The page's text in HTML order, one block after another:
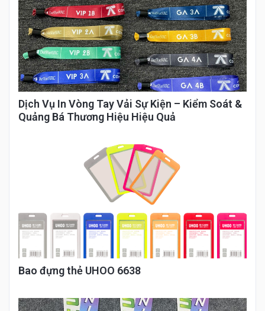
Dịch Vụ In Vòng Tay Vải Sự Kiện – Kiểm Soát &
Quảng Bá Thương Hiệu Hiệu Quả
Bao đựng thẻ UHOO 6638